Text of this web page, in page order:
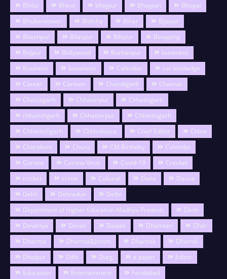
Bhilai
Bhind bhojpur Bhojpuri
Bhopal
Bhubaneswar
Bidisha Bihar
Bijapur
Bilashpur
Bilaspur Bilspur
Binagang
Bojpur
Bollywood Burhanpur
buseness
Business
bussiness Calendor
car knolwdge
Career
Cartoon Chandigarh
Channai
Chattisgarh
Chhatarpur
Chhatisgarh
chhatishgarh
Chhattarpur
Chhattisgarh
Chhattishgarh
Chhindwara Chief Editor
China
Chitrakoot
Churu CM Birthday
Colombo
Corona
Corona Virus Covid-19
Crecket
cricket
crime Cultural Datia
Dausa
Dehli
Dehradun
Delhi
Department of Higher Education Madhya Pradesh
Desh
Devariya
Devas Dewas Dhamtari
Dhar
Dharma
Dharma&Jotishi Dharmik
Dharnik
Dholpur
Dilhi Durg e paper
Editor
Education
Entertainment
Faridabad